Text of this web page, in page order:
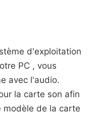
d'exploitation
PC , vous
avec l'audio.
la carte son afin
modèle de la carte